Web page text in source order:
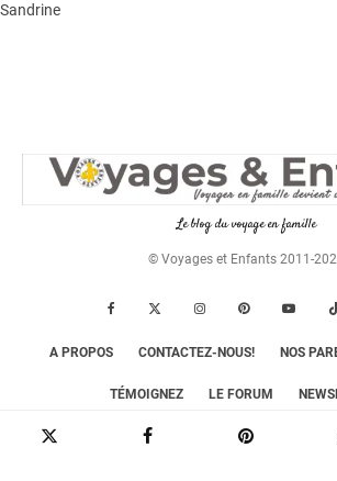
Sandrine
Le blog du voyage en famille
© Voyages et Enfants 2011-
A PROPOS CONTACTEZ-NOUS! NOS
TÉMOIGNEZ LE FORUM